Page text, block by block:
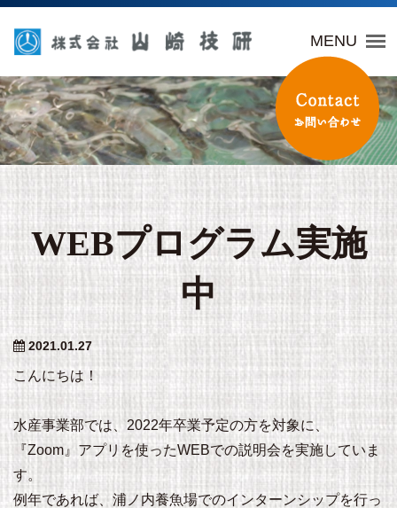
MENU
WEBプログラム実施
中
2021.01.27
こんにちは！
水産事業部では、2022年卒業予定の方を対象に、
『Zoom』アプリを使ったWEBでの説明会を実施していま
す。
例年であれば、浦ノ内養魚場でのインターンシップを行っ